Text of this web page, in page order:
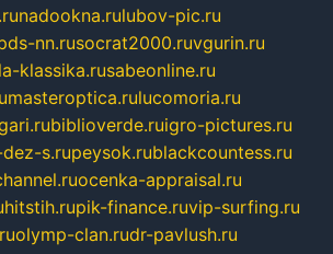
nadookna.rulubov-pic.ru
nn.rusocrat2000.ruvgurin.ru
klassika.rusabeonline.ru
masteroptica.rulucomoria.ru
biblioverde.ruigro-pictures.ru
s.rupeysok.rublackcountess.ru
ocenka-appraisal.ru
hitstih.rupik-finance.ruvip-surfing.ru
olymp-clan.rudr-pavlush.ru